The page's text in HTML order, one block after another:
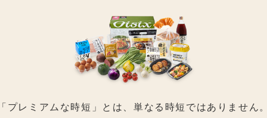
プレミアムな時短」とは、 単なる時短ではありません